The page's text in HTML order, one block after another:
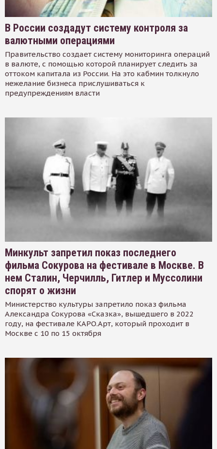
В России создадут систему контроля за
валютными операциями
Правительство создает систему мониторинга операций
в валюте, с помощью которой планирует следить за
оттоком капитала из России. На это кабмин толкнуло
нежелание бизнеса прислушиваться к
предупреждениям власти
Минкульт запретил показ последнего
фильма Сокурова на фестивале в Москве. В
нем Сталин, Черчилль, Гитлер и Муссолини
спорят о жизни
Министерство культуры запретило показ фильма
Александра Сокурова «Сказка», вышедшего в 2022
году, на фестивале КАРО.Арт, который проходит в
Москве с 10 по 15 октября